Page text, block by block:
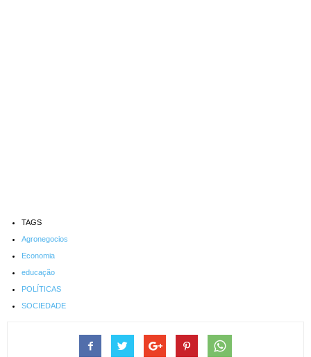
TAGS
Agronegocios
Economia
educação
POLÍTICAS
SOCIEDADE